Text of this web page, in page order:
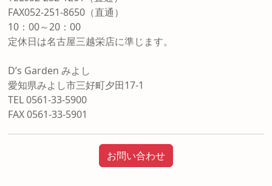
FAX052-251-8650（直通）
10：00～20：00
定休日は名古屋三越栄店に準じます。
D’s Garden みよし
愛知県みよし市三好町夕田17-1
TEL 0561-33-5900
FAX 0561-33-5901
お問い合わせ